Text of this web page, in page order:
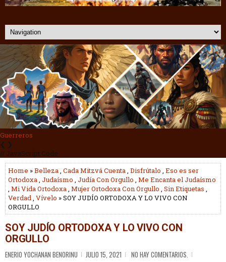
Guerreros
❮ ❯
// JavaScript Code
Home »Belleza Cada Mitzvá Cuenta Disfrútalo Eso es ser
Ortodoxa Judaísmo Judía Con Orgullo Me Encanta el Judaísmo
Mi Vida Ortodoxa Mujer Ortodoxa Con Orgullo Sin Etiquetas
Verdad Vívelo » SOY JUDÍO ORTODOXA Y LO VIVO CON
ORGULLO
SOY JUDÍO ORTODOXA Y LO VIVO CON
ORGULLO
ENERIO YOCHANAN BENORINU JULIO 15, 2021 NO HAY COMENTARIOS.